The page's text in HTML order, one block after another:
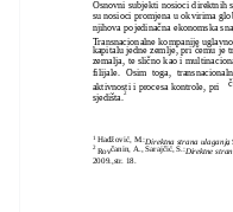
Osnovni subjekti nosioci direktnih
su nosioci promjena u okvirima
njihova pojedinačna ekonomska
Transnacionalne kompanije
kapitalu jedne zemlje, pri čemu je
zemalja, te slično kao i
filijale. Osim toga,
aktivnosti i procesa kontrole, pri
sjedišta.2
1 Hadžović, M.:Direktna strana ulaganja,
2Rovčanin, A., Sarajčić, S.:Direktne
2009.,str. 18.